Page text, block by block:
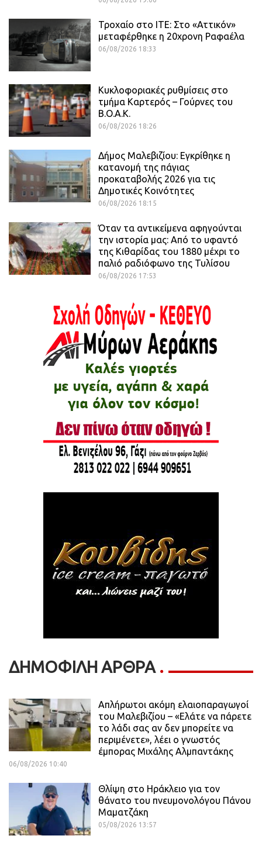
Τροχαίο στο ΙΤΕ: Στο «Αττικόν»
μεταφέρθηκε η 20χρονη Ραφαέλα
06/08/2026 18:33
Κυκλοφοριακές ρυθμίσεις στο
τμήμα Καρτερός – Γούρνες του
Β.Ο.Α.Κ.
06/08/2026 18:26
Δήμος Μαλεβιζίου: Εγκρίθηκε η
κατανομή της πάγιας
προκαταβολής 2026 για τις
Δημοτικές Κοινότητες
06/08/2026 18:15
Όταν τα αντικείμενα αφηγούνται
την ιστορία μας: Από το υφαντό
της Κιθαρίδας του 1880 μέχρι το
παλιό ραδιόφωνο της Τυλίσου
06/08/2026 17:53
ΔΗΜΟΦΙΛΗ ΑΡΘΡΑ
Απλήρωτοι ακόμη ελαιοπαραγωγοί
του Μαλεβιζίου – «Ελάτε να πάρετε
το λάδι σας αν δεν μπορείτε να
περιμένετε», λέει ο γνωστός
έμπορας Μιχάλης Αλμπαντάκης
06/08/2026 10:40
Θλίψη στο Ηράκλειο για τον
θάνατο του πνευμονολόγου Πάνου
Μαματζάκη
05/08/2026 13:57